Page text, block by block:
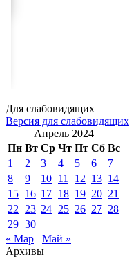
Для слабовидящих
Версия для слабовидящих
Апрель 2024
Пн Вт Ср Чт Пт Сб Вс
1
2 3 4 5 6
7
8
9 10 11 12 13 14
15 16 17 18 19 20 21
22
23 24 25 26 27 28
29 30
« Мар
Май »
Архивы